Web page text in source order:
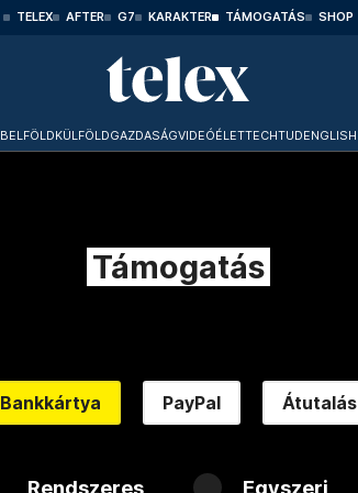
TELEX AFTER G7 KARAKTER TÁMOGATÁS SHOP
BELFÖLDKÜLFÖLDGAZDASÁGVIDEÓÉLETTECHTUDENGLISH
Támogatás
Bankkártya PayPal Átutalás
Rendszeres Egyszeri